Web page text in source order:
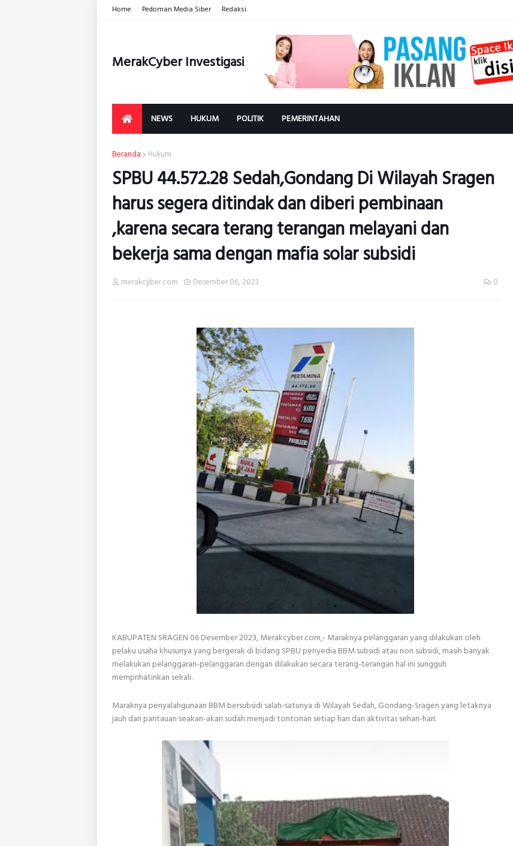
Home Pedoman Media Siber Redaksi
MerakCyber Investigasi
NEWS HUKUM POLITIK PEMERINTAHAN
Beranda Hukum
SPBU 44.572.28 Sedah,Gondang Di Wilayah Sragen
harus segera ditindak dan diberi pembinaan
,karena secara terang terangan melayani dan
bekerja sama dengan mafia solar subsidi
merakcyber.com Desember 06, 2023 0
KABUPATEN SRAGEN 06 Desember 2023, Merakcyber.com,- Maraknya pelanggaran yang dilakukan oleh
pelaku usaha khusunya yang bergerak di bidang SPBU penyedia BBM subsidi atau non subsidi, masih banyak
melakukan pelanggaran-pelanggaran dengan dilakukan secara terang-terangan hal ini sungguh
memprihatinkan sekali.
Maraknya penyalahgunaan BBM bersubsidi salah-satunya di Wilayah Sedah, Gondang-Sragen yang letaknya
jauh dari pantauan seakan-akan sudah menjadi tontonan setiap hari dan aktivitas sehari-hari.